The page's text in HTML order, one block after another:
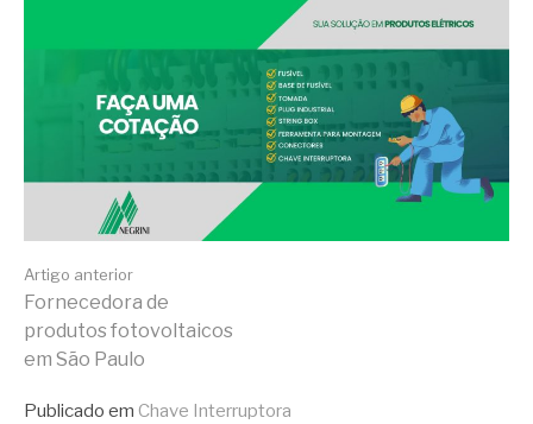
Continue lendo
Artigo anterior
Fornecedora de
produtos fotovoltaicos
em São Paulo
Publicado em Chave Interruptora